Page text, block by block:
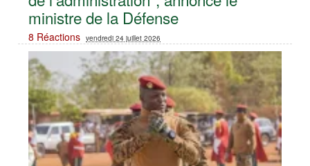
ministre de la Défense
8 Réactions vendredi 24 juillet 2026